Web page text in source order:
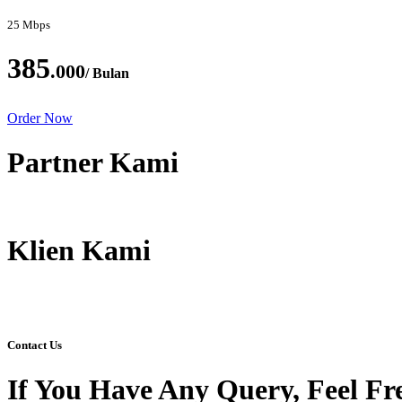
25 Mbps
385.000/ Bulan
Order Now
Partner Kami
Klien Kami
Contact Us
If You Have Any Query, Feel